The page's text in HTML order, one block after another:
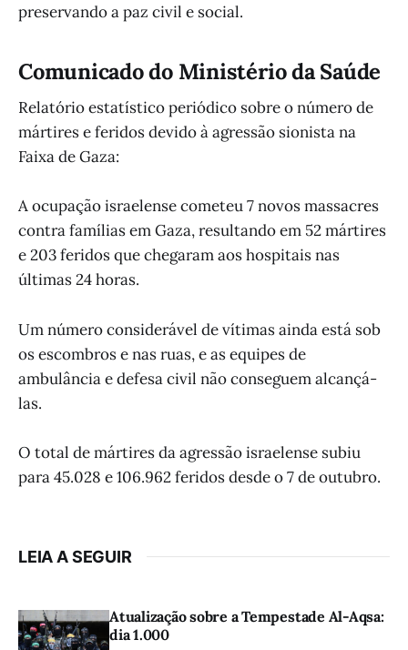
preservando a paz civil e social.
Comunicado do Ministério da Saúde
Relatório estatístico periódico sobre o número de
mártires e feridos devido à agressão sionista na
Faixa de Gaza:
A ocupação israelense cometeu 7 novos massacres
contra famílias em Gaza, resultando em 52 mártires
e 203 feridos que chegaram aos hospitais nas
últimas 24 horas.
Um número considerável de vítimas ainda está sob
os escombros e nas ruas, e as equipes de
ambulância e defesa civil não conseguem alcançá-
las.
O total de mártires da agressão israelense subiu
para 45.028 e 106.962 feridos desde o 7 de outubro.
LEIA A SEGUIR
Atualização sobre a Tempestade Al-Aqsa:
dia 1.000